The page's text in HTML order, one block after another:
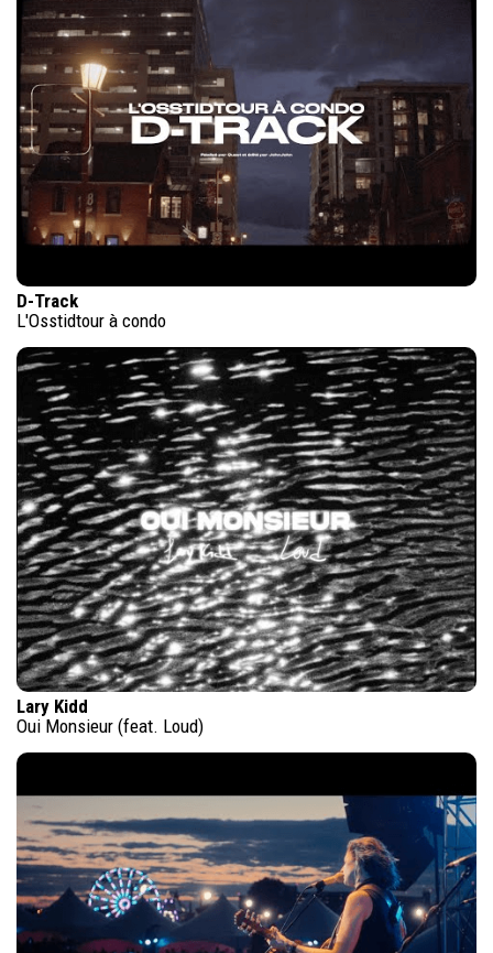
D-Track
L'Osstidtour à condo
Lary Kidd
Oui Monsieur (feat. Loud)